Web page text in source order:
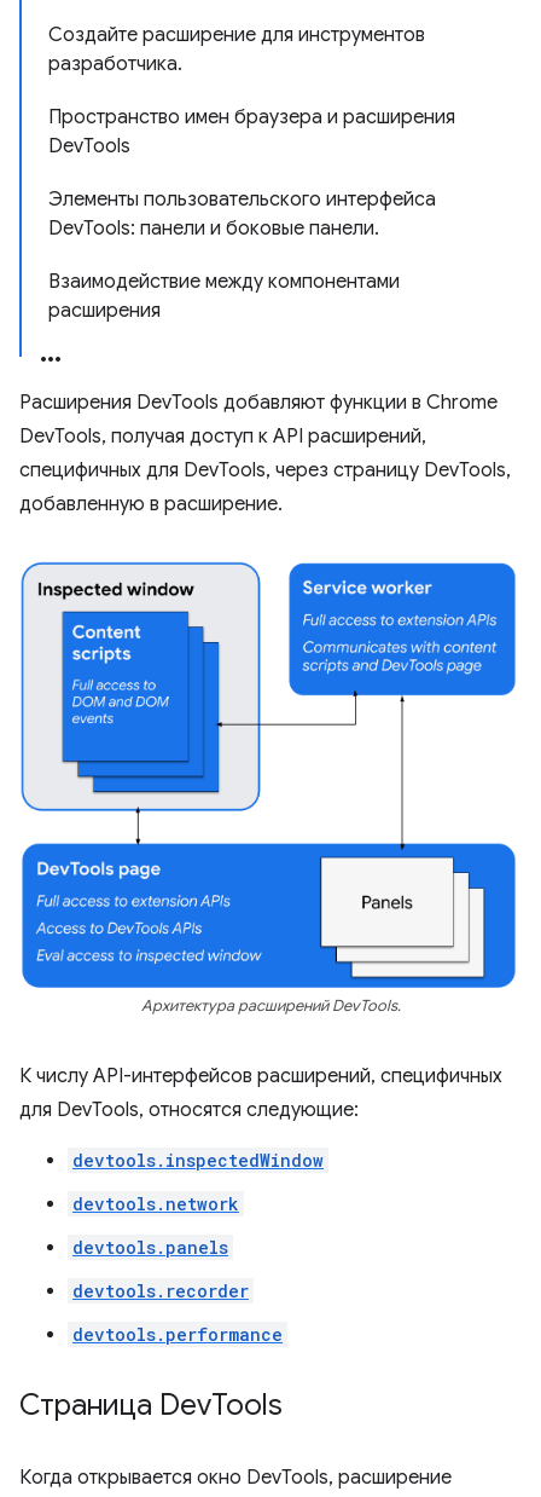
Создайте расширение для инструментов
разработчика.
Пространство имен браузера и расширения
DevTools
Элементы пользовательского интерфейса
DevTools: панели и боковые панели.
Взаимодействие между компонентами
расширения
Расширения DevTools добавляют функции в Chrome
DevTools, получая доступ к API расширений,
специфичных для DevTools, через страницу DevTools,
добавленную в расширение.
Архитектура расширений DevTools.
К числу API-интерфейсов расширений, специфичных
для DevTools, относятся следующие:
devtools.inspectedWindow
devtools.network
devtools.panels
devtools.recorder
devtools.performance
Страница DevTools
Когда открывается окно DevTools, расширение